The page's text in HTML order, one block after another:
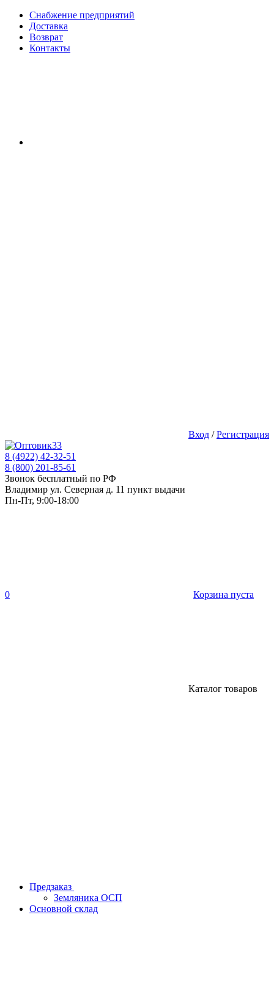
Снабжение предприятий
Доставка
Возврат
Контакты
Вход /Регистрация
8 (4922) 42-32-51
8 (800) 201-85-61
Звонок бесплатный по РФ
Владимир ул. Северная д. 11 пункт выдачи
Пн-Пт, 9:00-18:00
0 Корзина пуста
Каталог товаров
Предзаказ
Земляника ОСП
Основной склад